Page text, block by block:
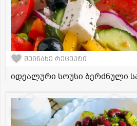
შეინახე რეცეპტი
იდეალური სოუსი ბერძნული